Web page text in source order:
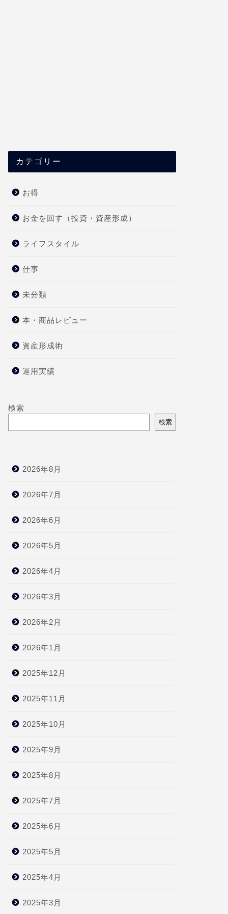
カテゴリー
お得
お金を回す（投資・資産形成）
ライフスタイル
仕事
未分類
本・商品レビュー
資産形成術
運用実績
検索
検索
2026年8月
2026年7月
2026年6月
2026年5月
2026年4月
2026年3月
2026年2月
2026年1月
2025年12月
2025年11月
2025年10月
2025年9月
2025年8月
2025年7月
2025年6月
2025年5月
2025年4月
2025年3月